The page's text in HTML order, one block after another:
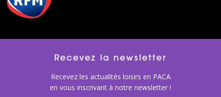
Recevez la newsletter
Recevez les actualités loisirs en PACA
en vous inscrivant à notre newsletter !